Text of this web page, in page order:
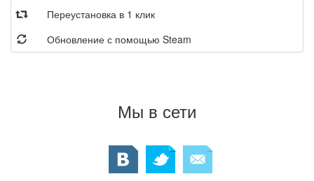
Переустановка в 1 клик
Обновление с помощью Steam
Мы в сети